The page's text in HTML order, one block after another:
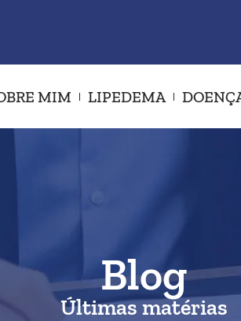
MIM LIPEDEMA
Blog
Últimas matérias